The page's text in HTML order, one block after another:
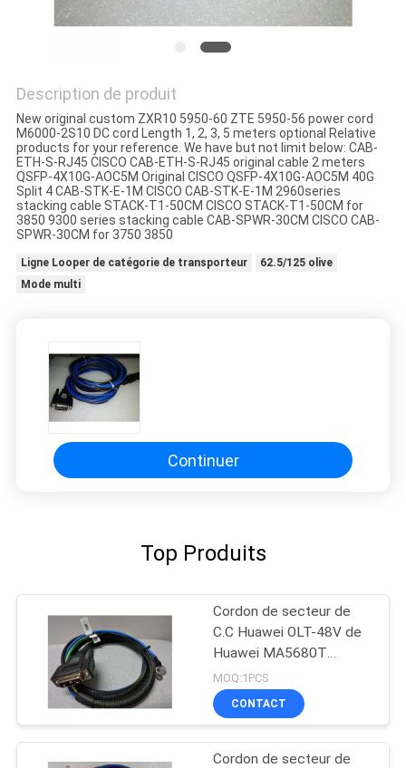
POLICY
Description de produit
New original custom ZXR10 5950-60 ZTE 5950-56 power cord
M6000-2S10 DC cord Length 1, 2, 3, 5 meters optional Relative
products for your reference. We have but not limit below: CAB-
ETH-S-RJ45 CISCO CAB-ETH-S-RJ45 original cable 2 meters
QSFP-4X10G-AOC5M Original CISCO QSFP-4X10G-AOC5M 40G
Split 4 CAB-STK-E-1M CISCO CAB-STK-E-1M 2960series
stacking cable STACK-T1-50CM CISCO STACK-T1-50CM for
3850 9300 series stacking cable CAB-SPWR-30CM CISCO CAB-
SPWR-30CM for 3750 3850
Ligne Looper de catégorie de transporteur
62.5/125 olive
Mode multi
Continuer
Top Produits
Cordon de secteur de
C.C Huawei OLT-48V de
Huawei MA5680T
5683T
MOQ:1PCS
CONTACT
Cordon de secteur de